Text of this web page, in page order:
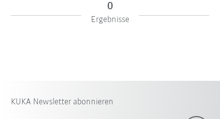
0
Ergebnisse
KUKA Newsletter abonnieren